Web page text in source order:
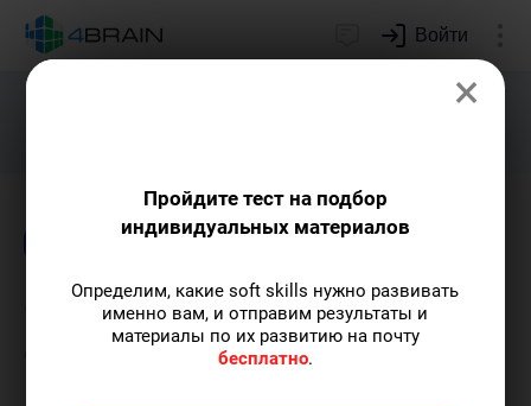
Войти
Подарим индивидуальный план
Психология
Стрессоустойчивость. Как
сохранять спокойствие и
×
Пройдите тест на подбор
индивидуальных материалов
Определим, какие soft skills нужно развивать
именно вам, и отправим результаты и
материалы по их развитию на почту
бесплатно.